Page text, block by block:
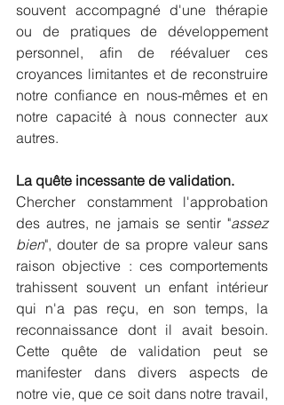
souvent accompagné d'une thérapie
ou de pratiques de développement
personnel, afin de réévaluer ces
croyances limitantes et de reconstruire
notre confiance en nous-mêmes et en
notre capacité à nous connecter aux
autres.
La quête incessante de validation.
Chercher constamment l'approbation
des autres, ne jamais se sentir "assez
bien", douter de sa propre valeur sans
raison objective : ces comportements
trahissent souvent un enfant intérieur
qui n'a pas reçu, en son temps, la
reconnaissance dont il avait besoin.
Cette quête de validation peut se
manifester dans divers aspects de
notre vie, que ce soit dans notre travail,